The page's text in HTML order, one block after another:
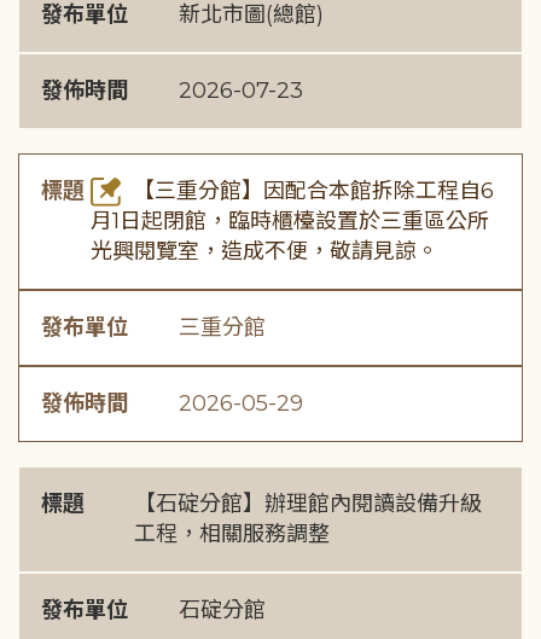
發布單位 新北市圖(總館)
發佈時間 2026-07-23
標題
【三重分館】因配合本館拆除工程自6
月1日起閉館，臨時櫃檯設置於三重區公所
光興閱覽室，造成不便，敬請見諒。
發布單位 三重分館
發佈時間 2026-05-29
標題
【石碇分館】辦理館內閱讀設備升級
工程，相關服務調整
發布單位 石碇分館